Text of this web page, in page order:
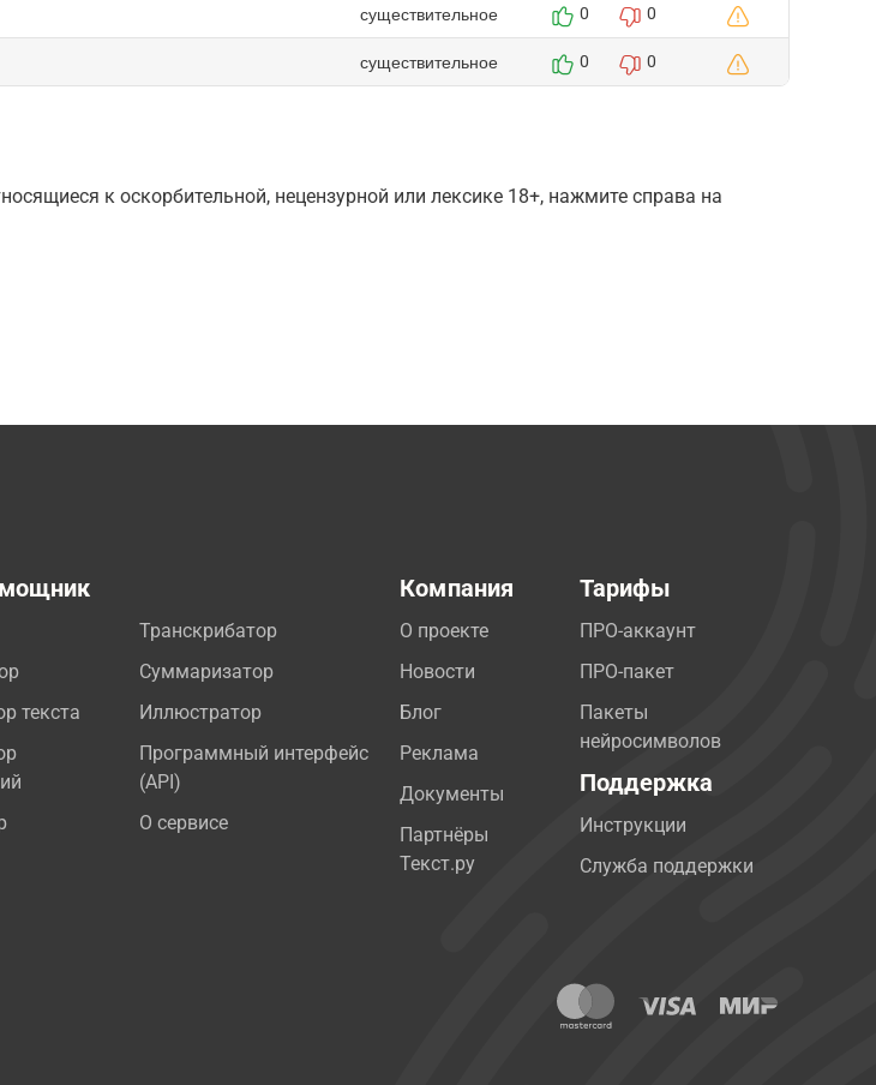
существительное 0 0
существительное 0 0
к оскорбительной, нецензурной или лексике 18+, нажмите справа на
текста
Транскрибатор
Суммаризатор
Иллюстратор
Программный интерфейс
(API)
О сервисе
Компания
О проекте
Новости
Блог
Реклама
Документы
Партнёры
Текст.ру
Тарифы
ПРО-аккаунт
ПРО-пакет
Пакеты
нейросимволов
Поддержка
Инструкции
Служба поддержки